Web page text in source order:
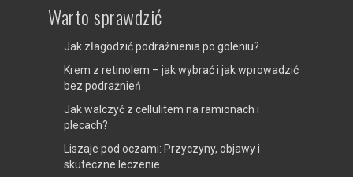
Warto sprawdzić
Jak złagodzić podrażnienia po goleniu?
Krem z retinolem – jak wybrać i jak wprowadzić
bez podrażnień
Jak walczyć z cellulitem na ramionach i
plecach?
Liszaje pod oczami: Przyczyny, objawy i
skuteczne leczenie